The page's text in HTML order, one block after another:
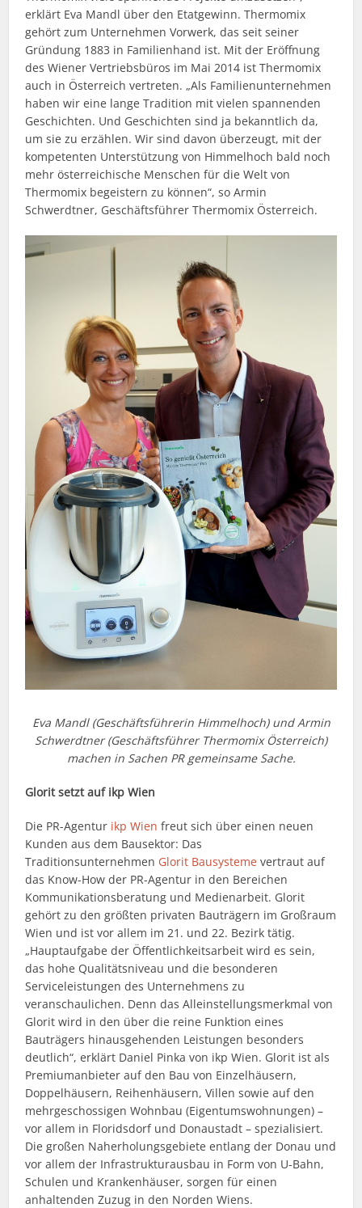
erklärt Eva Mandl über den Etatgewinn. Thermomix
gehört zum Unternehmen Vorwerk, das seit seiner
Gründung 1883 in Familienhand ist. Mit der Eröffnung
des Wiener Vertriebsbüros im Mai 2014 ist Thermomix
auch in Österreich vertreten. „Als Familienunternehmen
haben wir eine lange Tradition mit vielen spannenden
Geschichten. Und Geschichten sind ja bekanntlich da,
um sie zu erzählen. Wir sind davon überzeugt, mit der
kompetenten Unterstützung von Himmelhoch bald noch
mehr österreichische Menschen für die Welt von
Thermomix begeistern zu können“, so Armin
Schwerdtner, Geschäftsführer Thermomix Österreich.
Eva Mandl (Geschäftsführerin Himmelhoch) und Armin
Schwerdtner (Geschäftsführer Thermomix Österreich)
machen in Sachen PR gemeinsame Sache.
Glorit setzt auf ikp Wien
Die PR-Agentur ikp Wien freut sich über einen neuen
Kunden aus dem Bausektor: Das
Traditionsunternehmen Glorit Bausysteme vertraut auf
das Know-How der PR-Agentur in den Bereichen
Kommunikationsberatung und Medienarbeit. Glorit
gehört zu den größten privaten Bauträgern im Großraum
Wien und ist vor allem im 21. und 22. Bezirk tätig.
„Hauptaufgabe der Öffentlichkeitsarbeit wird es sein,
das hohe Qualitätsniveau und die besonderen
Serviceleistungen des Unternehmens zu
veranschaulichen. Denn das Alleinstellungsmerkmal von
Glorit wird in den über die reine Funktion eines
Bauträgers hinausgehenden Leistungen besonders
deutlich“, erklärt Daniel Pinka von ikp Wien. Glorit ist als
Premiumanbieter auf den Bau von Einzelhäusern,
Doppelhäusern, Reihenhäusern, Villen sowie auf den
mehrgeschossigen Wohnbau (Eigentumswohnungen) –
vor allem in Floridsdorf und Donaustadt – spezialisiert.
Die großen Naherholungsgebiete entlang der Donau und
vor allem der Infrastrukturausbau in Form von U-Bahn,
Schulen und Krankenhäuser, sorgen für einen
anhaltenden Zuzug in den Norden Wiens.